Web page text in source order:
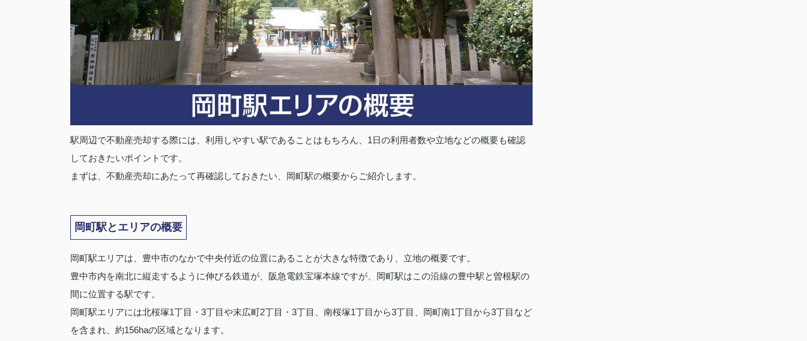
駅周辺で不動産売却する際には、利用しやすい駅であることはもちろん、1日の利用者数や立地などの概要も確認
しておきたいポイントです。
まずは、不動産売却にあたって再確認しておきたい、岡町駅の概要からご紹介します。
岡町駅とエリアの概要
岡町駅エリアは、豊中市のなかで中央付近の位置にあることが大きな特徴であり、立地の概要です。
豊中市内を南北に縦走するように伸びる鉄道が、阪急電鉄宝塚本線ですが、岡町駅はこの沿線の豊中駅と曽根駅の
間に位置する駅です。
岡町駅エリアには北桜塚1丁目・3丁目や末広町2丁目・3丁目、南桜塚1丁目から3丁目、岡町南1丁目から3丁目など
を含まれ、約156haの区域となります。